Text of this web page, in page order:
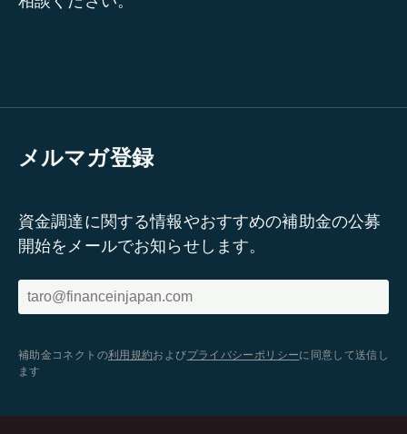
メルマガ登録
資金調達に関する情報やおすすめの補助金の公募
開始をメールでお知らせします。
補助金コネクトの利用規約およびプライバシーポリシーに同意して送信し
ます